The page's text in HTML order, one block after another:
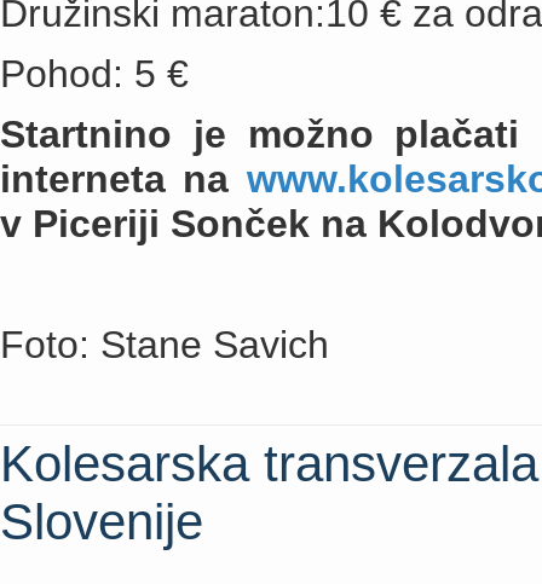
Družinski maraton:10 € za
Pohod: 5 €
Startnino je možno
interneta na
v Piceriji Sonček na
Foto: Stane Savich
Kolesarska
Slovenije